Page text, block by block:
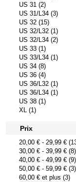
US 31 (2)
US 31/L34 (3)
US 32 (15)
US 32/L32 (1)
US 32/L34 (2)
US 33 (1)
US 33/L34 (1)
US 34 (8)
US 36 (4)
US 36/L32 (1)
US 36/L34 (1)
US 38 (1)
XL (1)
Prix
20,00 € -29,99 €
30,00 € -39,99 € (8)
40,00 € -49,99 € (9)
50,00 € -59,99 € (3)
60,00 € et plus (3)